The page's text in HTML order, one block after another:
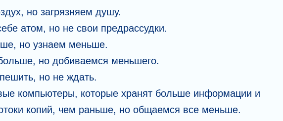
но загрязняем душу.
атом, но не свои предрассудки.
но узнаем меньше.
но добиваемся меньшего.
но не ждать.
компьютеры, которые хранят больше информации и
копий, чем раньше, но общаемся все меньше.